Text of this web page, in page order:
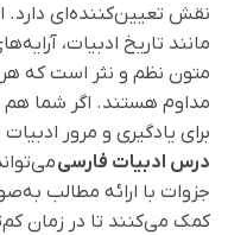
نقش تعیین‌کننده‌ای
مانند تاریخ ادبیات،
متون نظم و نثر است که هر
مداوم هستند. اگر شما هم
برای یادگیری و مرور
درس ادبیات فارسی
جزوات با ارائه مطالب
کمک می‌کنند تا در زمان